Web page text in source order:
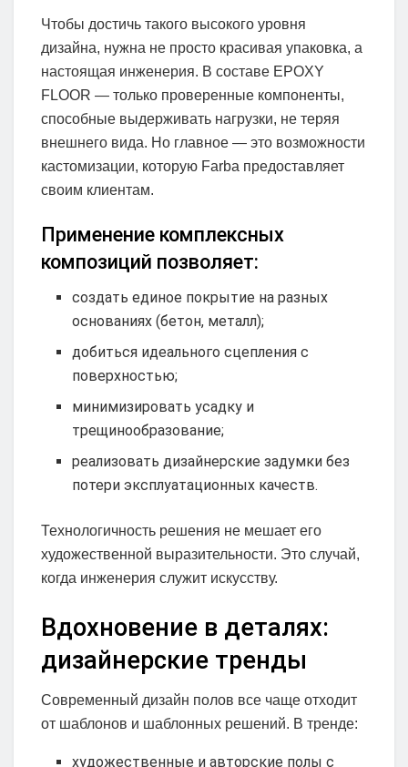
Чтобы достичь такого высокого уровня
дизайна, нужна не просто красивая упаковка, а
настоящая инженерия. В составе EPOXY
FLOOR — только проверенные компоненты,
способные выдерживать нагрузки, не теряя
внешнего вида. Но главное — это возможности
кастомизации, которую Farba предоставляет
своим клиентам.
Применение комплексных
композиций позволяет:
создать единое покрытие на разных
основаниях (бетон, металл);
добиться идеального сцепления с
поверхностью;
минимизировать усадку и
трещинообразование;
реализовать дизайнерские задумки без
потери эксплуатационных качеств.
Технологичность решения не мешает его
художественной выразительности. Это случай,
когда инженерия служит искусству.
Вдохновение в деталях:
дизайнерские тренды
Современный дизайн полов все чаще отходит
от шаблонов и шаблонных решений. В тренде:
художественные и авторские полы с